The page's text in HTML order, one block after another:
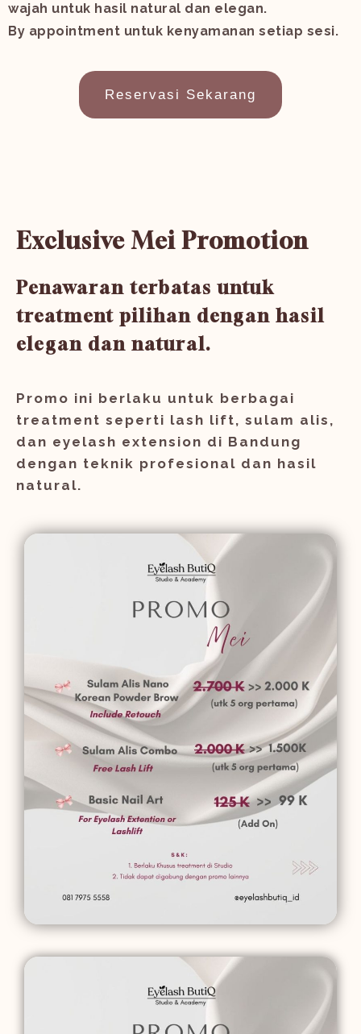
wajah untuk hasil natural dan elegan.
By appointment untuk kenyamanan setiap sesi.
Reservasi Sekarang
Exclusive Mei Promotion
Penawaran terbatas untuk
treatment pilihan dengan hasil
elegan dan natural.
Promo ini berlaku untuk berbagai
treatment seperti lash lift, sulam alis,
dan eyelash extension di Bandung
dengan teknik profesional dan hasil
natural.